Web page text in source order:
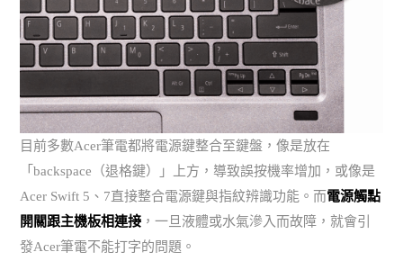
目前多數Acer筆電都將電源鍵整合至鍵盤，像是放在
「backspace（退格鍵）」上方，導致誤按機率增加，或像是
Acer Swift 5、7直接整合電源鍵與指紋辨識功能。而電源觸點
開關跟主機板相連接 ，一旦液體或水氣滲入而故障，就會引
發Acer筆電不能打字的問題。